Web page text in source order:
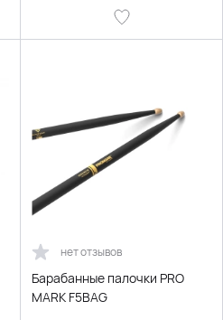
нет отзывов
Барабанные палочки PRO
MARK F5BAG